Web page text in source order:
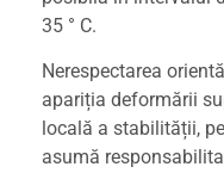
35 ° C.
Nerespectarea
apariția deformării
locală a stabilității,
asumă